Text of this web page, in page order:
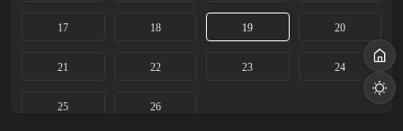
17 18 19 20
21 22 23 24
25 26